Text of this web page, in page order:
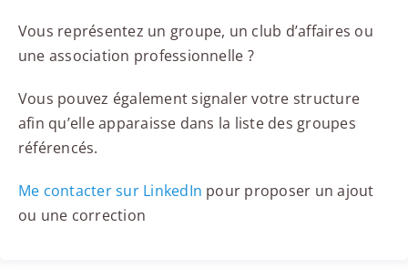
Vous représentez un groupe, un club d’affaires ou
une association professionnelle ?
Vous pouvez également signaler votre structure
afin qu’elle apparaisse dans la liste des groupes
référencés.
Me contacter sur LinkedIn pour proposer un ajout
ou une correction